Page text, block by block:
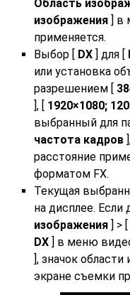
Область
изображения ] в
применяется.
Выбор [ DX ] для [
или установка
разрешением [
], [ 1920×1080;
выбранный для
частота кадров
расстояние
форматом FX.
Текущая
на дисплее. Если
изображения ] > [
DX ] в меню
], значок
экране съемки